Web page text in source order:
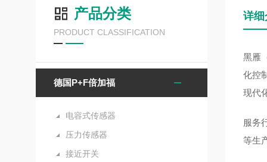
产品分类
PRODUCT CLASSIFICATION
德国P+F倍加福
电容式传感器
压力传感器
接近开关
详细
黑雁
化控
现代
服务
等生